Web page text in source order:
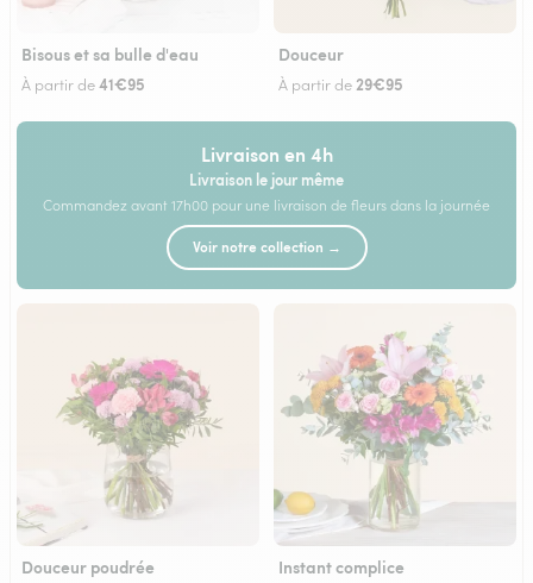
Bisous et sa bulle d'eau
À partir de41€95
Douceur
À partir de 29€95
Livraison en 4h
Livraison le jour même
Commandez avant 17h00 pour une livraison de fleurs dans la journée
Voir notre collection →
Douceur poudrée Instant complice